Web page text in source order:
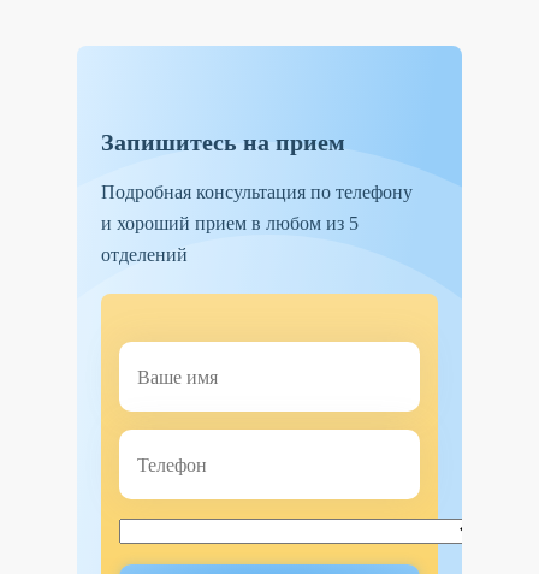
Запишитесь на прием
Подробная консультация по телефону
и хороший прием в любом из 5
отделений